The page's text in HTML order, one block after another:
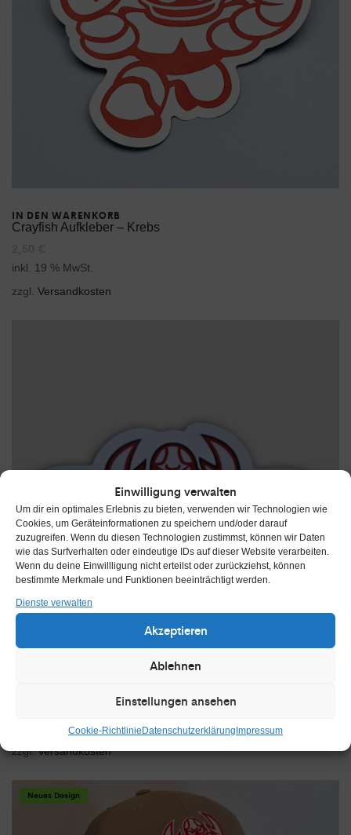
Einwilligung verwalten
Um dir ein optimales Erlebnis zu bieten, verwenden wir Technologien wie
Cookies, um Geräteinformationen zu speichern und/oder darauf
zuzugreifen. Wenn du diesen Technologien zustimmst, können wir Daten
wie das Surfverhalten oder eindeutige IDs auf dieser Website verarbeiten.
Wenn du deine Einwillligung nicht erteilst oder zurückziehst, können
bestimmte Merkmale und Funktionen beeinträchtigt werden.
Dienste verwalten
Akzeptieren
Ablehnen
Einstellungen ansehen
Cookie-RichtlinieDatenschutzerklärungImpressum
IN DEN WARENKORB
Crayfish Aufkleber – Krebs
inkl. 19 % MwSt.
zzgl. Versandkosten
inkl. 19 % MwSt.
zzgl.Versandkosten
Neues Design